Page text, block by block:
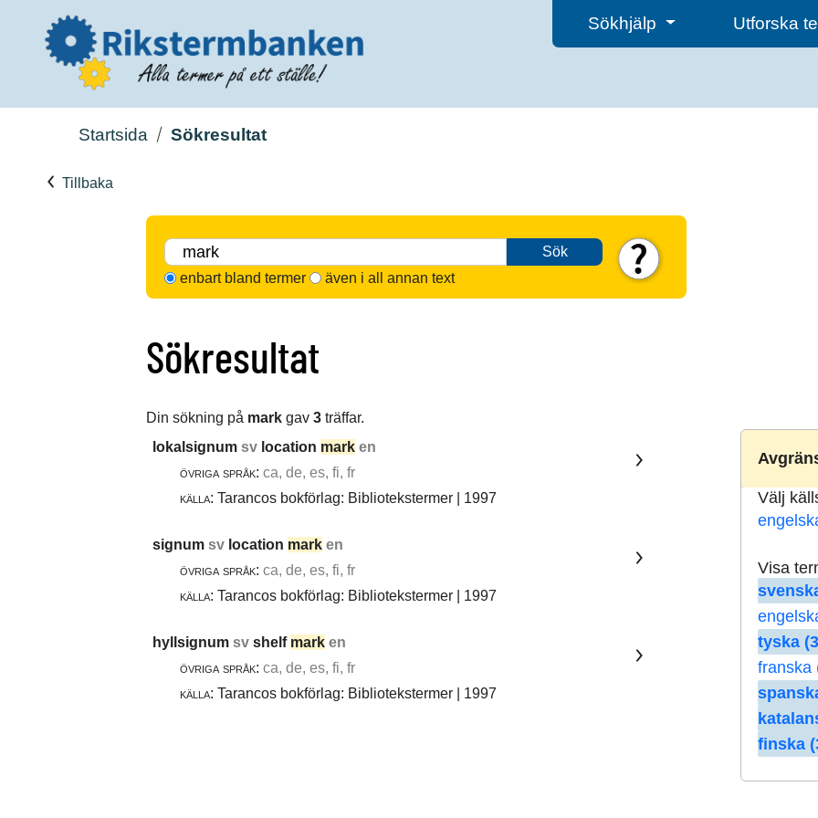
Sökhjälp Utforska
Startsida Sökresultat
Tillbaka
Sök
enbart bland termer
även i all annan text
Sökresultat
Din sökning på mark gav 3 träffar.
Välj
Visa
tyska
franska
finska
lokalsignum sv location mark en
övriga språk: ca, de, es, fi, fr
källa: Tarancos bokförlag: Bibliotekstermer | 1997
signum sv location mark en
övriga språk: ca, de, es, fi, fr
källa: Tarancos bokförlag: Bibliotekstermer | 1997
hyllsignum sv shelf mark en
övriga språk: ca, de, es, fi, fr
källa: Tarancos bokförlag: Bibliotekstermer | 1997